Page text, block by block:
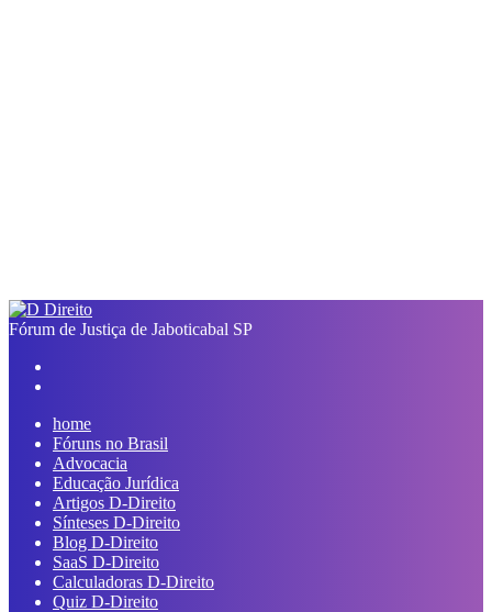
Fórum de Justiça de Jaboticabal SP
home
Fóruns no Brasil
Advocacia
Educação Jurídica
Artigos D-Direito
Sínteses D-Direito
Blog D-Direito
SaaS D-Direito
Calculadoras D-Direito
Quiz D-Direito